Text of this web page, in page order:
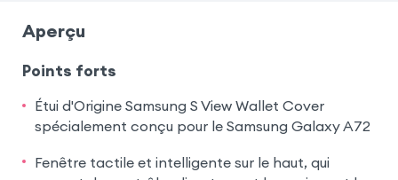
Aperçu
Points forts
Étui d'Origine Samsung S View Wallet Cover
spécialement conçu pour le Samsung Galaxy A72
Fenêtre tactile et intelligente sur le haut, qui